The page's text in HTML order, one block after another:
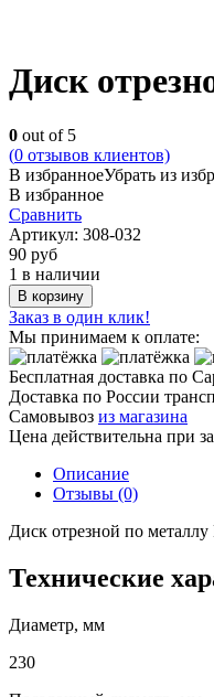
Диск
0 out of 5
(0 отзывов клиентов)
В избранноеУбрать из
В избранное
Сравнить
Артикул: 308-032
90 руб
1 в наличии
В корзину
Заказ в один клик!
Мы принимаем к оплате:
Бесплатная доставка по
Доставка по России
Самовывоз из магазина
Цена действительна при
Описание
Отзывы (0)
Диск отрезной по
Технические
Диаметр, мм
230